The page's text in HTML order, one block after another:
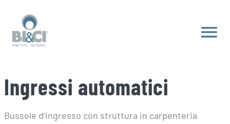
contenuto
DIVISIONI
Ingressi automatici
Bussole d’ingresso con struttura in carpenteria